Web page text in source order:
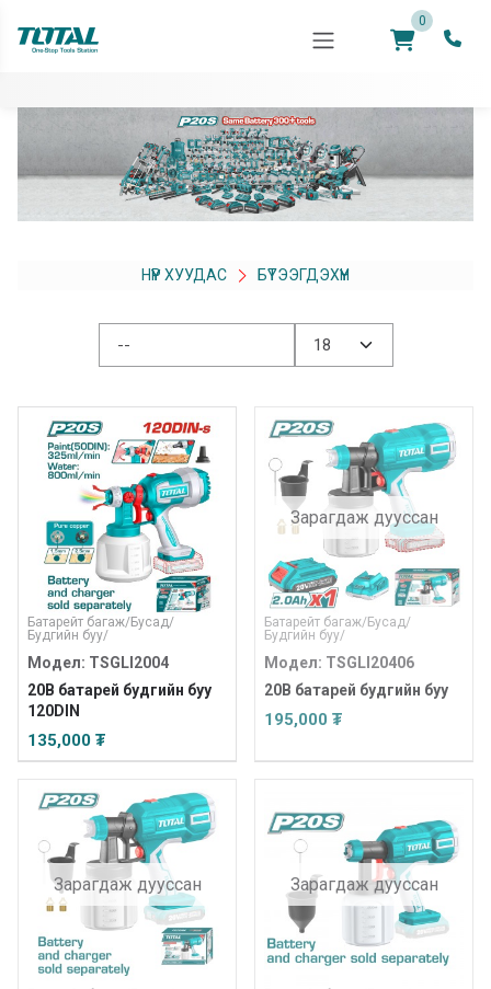
0
НҮҮР ХУУДАС БҮТЭЭГДЭХҮҮН
Батарейт багаж/Бусад/
Будгийн буу/
Модел: TSGLI2004
20В батарей будгийн буу
120DIN
135,000 ₮
Зарагдаж дууссан
Батарейт багаж/Бусад/
Будгийн буу/
Модел: TSGLI20406
20В батарей будгийн буу
195,000 ₮
Зарагдаж дууссан Зарагдаж дууссан